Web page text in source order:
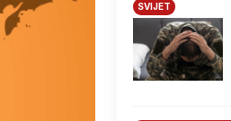
SVIJET